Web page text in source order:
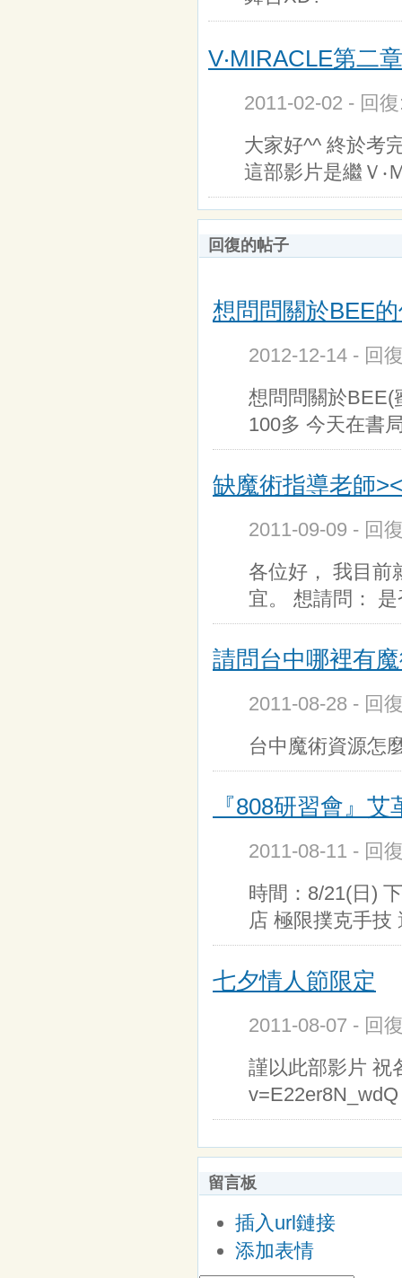
V‧MIRACLE第二章
2011-02-02 - 回
大家好^^ 終於考
這部影片是繼Ｖ‧
回復的帖子
想問問關於BEE
2012-12-14 - 回
想問問關於BEE(
100多 今天在書
缺魔術指導老師
2011-09-09 - 回
各位好， 我目前
宜。 想請問：
請問台中哪裡有
2011-08-28 - 回
台中魔術資源怎
『808研習會』
2011-08-11 - 回
時間：8/21(日)
店 極限撲克手技
七夕情人節限定
2011-08-07 - 回
謹以此部影片 祝
留言板
插入url鏈接
添加表情